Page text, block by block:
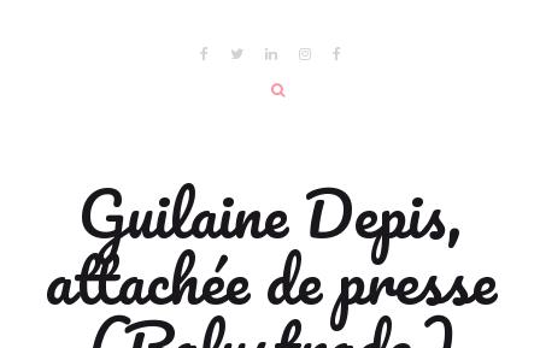
Guilaine Depis,
attachée de presse